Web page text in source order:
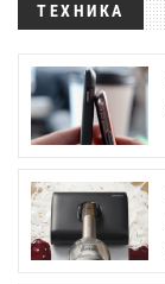
ТЕХНИКА